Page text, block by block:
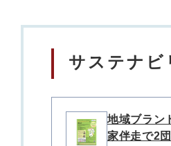
サステナビ
地域ブラン
家伴走で2